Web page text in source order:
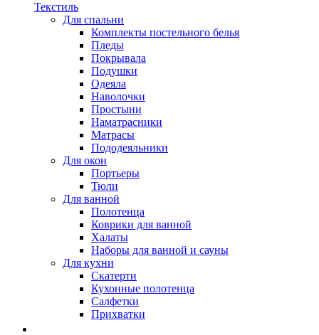
Текстиль
Для спальни
Комплекты постельного белья
Пледы
Покрывала
Подушки
Одеяла
Наволочки
Простыни
Наматрасники
Матрасы
Пододеяльники
Для окон
Портьеры
Тюли
Для ванной
Полотенца
Коврики для ванной
Халаты
Наборы для ванной и сауны
Для кухни
Скатерти
Кухонные полотенца
Салфетки
Прихватки